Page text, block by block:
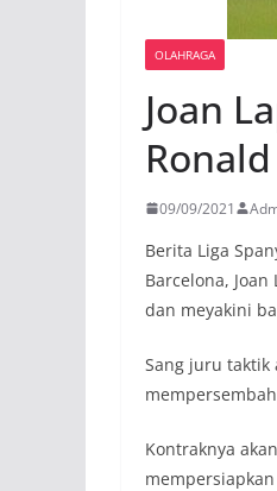
OLAHRAGA
Joan
09/09/2021
Berita Liga
Barcelona,
dan meyakini
Sang juru taktik
Kontraknya